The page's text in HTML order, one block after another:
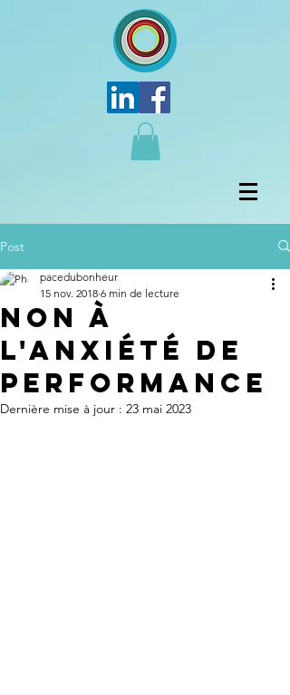
Post
NON à
l'anxiété de
performance
pacedubonheur
15 nov. 2018 6 min de lecture
Dernière mise à jour : 23 mai 2023